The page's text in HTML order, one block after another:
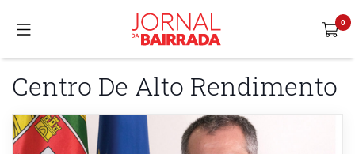
Centro De Alto Rendimento